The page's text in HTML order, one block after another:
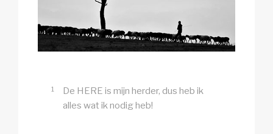
1
De HERE is mijn herder, dus heb ik
alles wat ik nodig heb!